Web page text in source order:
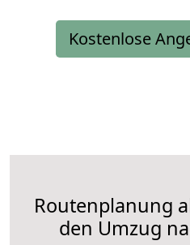
Kostenlose
Routenplanung
den Umzug